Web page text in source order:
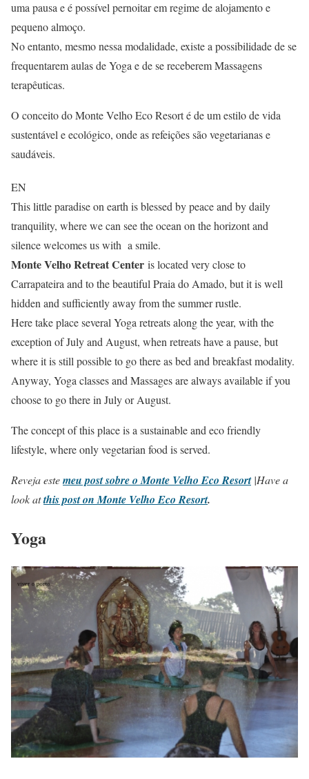
uma pausa e é possível pernoitar em regime de alojamento e
pequeno almoço.
No entanto, mesmo nessa modalidade, existe a possibilidade de se
frequentarem aulas de Yoga e de se receberem Massagens
terapêuticas.
O conceito do Monte Velho Eco Resort é de um estilo de vida
sustentável e ecológico, onde as refeições são vegetarianas e
saudáveis.
EN
This little paradise on earth is blessed by peace and by daily
tranquility, where we can see the ocean on the horizont and
silence welcomes us with a smile.
Monte Velho Retreat Center is located very close to
Carrapateira and to the beautiful Praia do Amado, but it is well
hidden and sufficiently away from the summer rustle.
Here take place several Yoga retreats along the year, with the
exception of July and August, when retreats have a pause, but
where it is still possible to go there as bed and breakfast modality.
Anyway, Yoga classes and Massages are always available if you
choose to go there in July or August.
The concept of this place is a sustainable and eco friendly
lifestyle, where only vegetarian food is served.
Reveja estemeu post sobre o Monte Velho Eco Resort|Have a
look atthis post on Monte Velho Eco Resort.
Yoga